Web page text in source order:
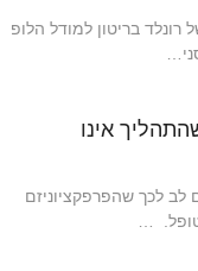
בריטון למודל הלופ
אינו
לב לכך שהפרפקציוניזם
…